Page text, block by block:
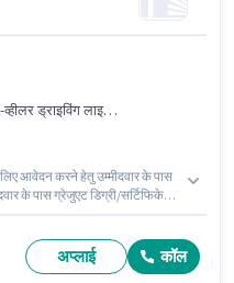
बैंक अकाउंट, PAN कार्ड
आवेदन करने हेतु उम्मीदवार के पास
के पास ग्रेजुएट डिग्री/सर्टिफिकेट
में Fixed वेतन संरचना मिलती है।
अप्लाई कॉल